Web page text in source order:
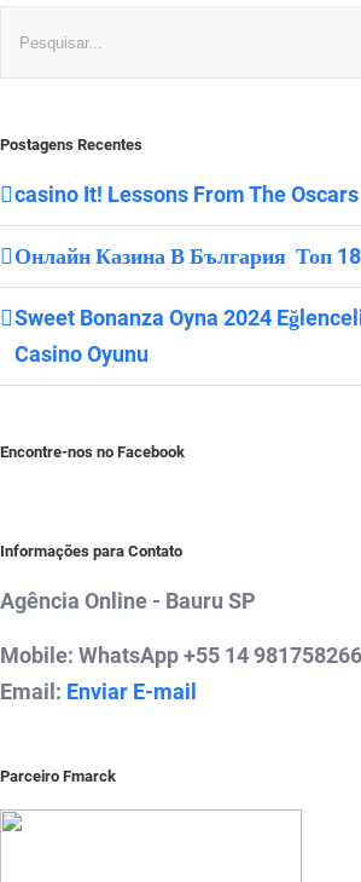
resultados
Postagens Recentes
casino It! Lessons From The Oscars
Онлайн Казина В България ️ Топ
Sweet Bonanza Oyna 2024
Casino Oyunu
Encontre-nos no Facebook
Informações para Contato
Agência Online - Bauru SP
Mobile: WhatsApp +55 14 981758266
Email: Enviar E-mail
Parceiro Fmarck